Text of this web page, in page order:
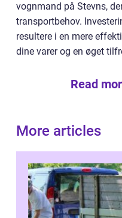
vognmand på Stevns,
transportbehov.
resultere i en mere
dine varer og en øget
Read
More articles